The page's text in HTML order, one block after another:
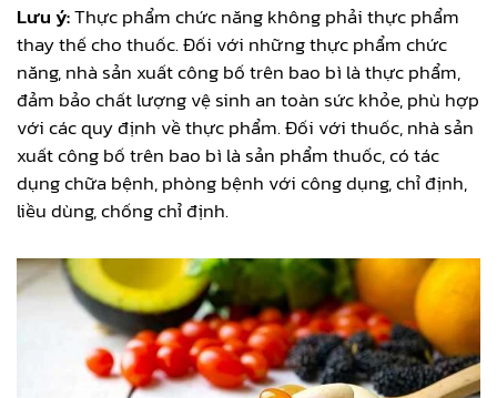
Lưu ý:Thực phẩm chức năng không phải thực phẩm
thay thế cho thuốc. Đối với những thực phẩm chức
năng, nhà sản xuất công bố trên bao bì là thực phẩm,
đảm bảo chất lượng vệ sinh an toàn sức khỏe, phù hợp
với các quy định về thực phẩm. Đối với thuốc, nhà sản
xuất công bố trên bao bì là sản phẩm thuốc, có tác
dụng chữa bệnh, phòng bệnh với công dụng, chỉ định,
liều dùng, chống chỉ định.